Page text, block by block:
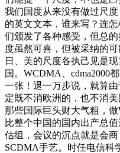
我们国度从来没有做过尺
的英文文本，谁来写？连
们颁发了各种感受，但总
度虽然可喜，但被采纳的
日、美的尺度各执己见是
国。WCDMA、cdma2000
一张！退一万步说，就算
定既不消欧洲的，也不消
那些国际巨头财大气粗，
比整个中国的国内出产总
估组，会议的沉点就是会
SCDMA手艺。时任电信科